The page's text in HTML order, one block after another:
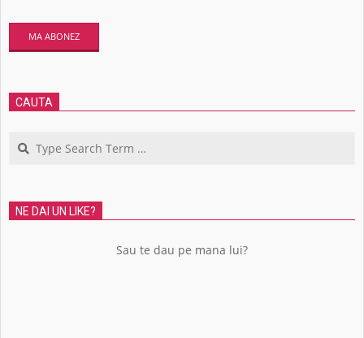
CAUTA
Search
NE DAI UN LIKE?
Sau te dau pe mana lui?